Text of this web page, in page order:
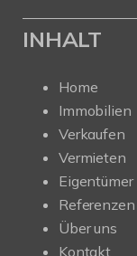
INHALT
Home
Immobilien
Verkaufen
Vermieten
Eigentümer
Referenzen
Über uns
Kontakt